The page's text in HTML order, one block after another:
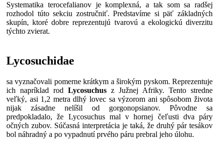
Systematika terocefalianov je komplexná, a tak som sa radšej
rozhodol túto sekciu zostručniť. Predstavíme si päť základných
skupín, ktoré dobre reprezentujú tvarovú a ekologickú diverzitu
týchto zvierat.
Lycosuchidae
sa vyznačovali pomerne krátkym a širokým pyskom. Reprezentuje
ich napríklad rod Lycosuchus z Južnej Afriky. Tento stredne
veľký, asi 1,2 metra dlhý lovec sa výzorom ani spôsobom života
nijak zásadne nelíšil od gorgonopsianov. Pôvodne sa
predpokladalo, že Lycosuchus mal v hornej čeľusti dva páry
očných zubov. Súčasná interpretácia je taká, že druhý pár tesákov
bol náhradný a po vypadnutí prvého páru prebral jeho úlohu.